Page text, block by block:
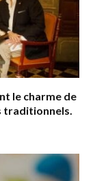
le charme de
traditionnels.